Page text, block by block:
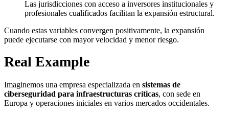
Las jurisdicciones con acceso a inversores institucionales y
profesionales cualificados facilitan la expansión estructural.
Cuando estas variables convergen positivamente, la expansión
puede ejecutarse con mayor velocidad y menor riesgo.
Real Example
Imaginemos una empresa especializada en sistemas de
ciberseguridad para infraestructuras críticas, con sede en
Europa y operaciones iniciales en varios mercados occidentales.